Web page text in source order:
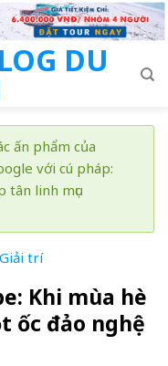
DU
ấn phẩm của
với cú pháp:
tân linh mục
Giải trí
Khi mùa hè
ốc đảo nghệ